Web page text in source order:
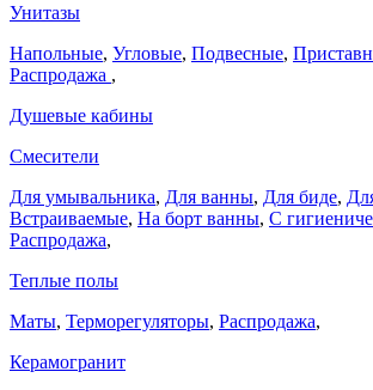
Унитазы
Напольные, Угловые, Подвесные,
Распродажа ,
Душевые кабины
Смесители
Для умывальника, Для ванны, Для биде,
Встраиваемые, На борт ванны, C
Распродажа,
Теплые полы
Маты, Терморегуляторы, Распродажа,
Керамогранит